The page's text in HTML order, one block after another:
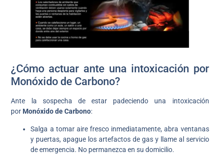
¿Cómo actuar ante una intoxicación por
Monóxido de Carbono?
Ante la sospecha de estar padeciendo una intoxicación
por Monóxido de Carbono:
Salga a tomar aire fresco inmediatamente, abra ventanas
y puertas, apague los artefactos de gas y llame al servicio
de emergencia. No permanezca en su domicilio.